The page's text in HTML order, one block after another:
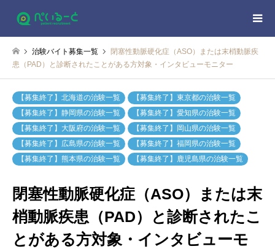
治験バイト募集一覧
閉塞性動脈硬化症（ASO）または末梢動脈疾
患（PAD）と診断されたことがある方対象・インタビューモニター
【募集終了】北海道の治験一覧
【募集終了】東京都の治験一覧
【募集終了】静岡県の治験一覧
【募集終了】愛知県の治験一覧
【募集終了】大阪府の治験一覧
【募集終了】岡山県の治験一覧
【募集終了】広島県の治験一覧
【募集終了】福岡県の治験一覧
【募集終了】熊本県の治験一覧
【募集終了】鹿児島県の治験一覧
閉塞性動脈硬化症（ASO）または末
梢動脈疾患（PAD）と診断されたこ
とがある方対象・インタビューモ